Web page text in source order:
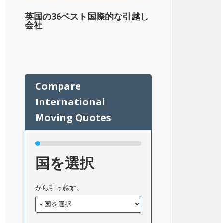
英国の36ベスト国際的な引越し
会社
国を選択
から引っ越す。